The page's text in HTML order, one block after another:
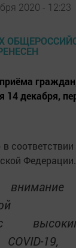
2020 - 12:23
декабря,
Федерации.
с
19,